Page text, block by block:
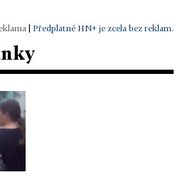
Předplatné HN+ je zcela bez reklam.